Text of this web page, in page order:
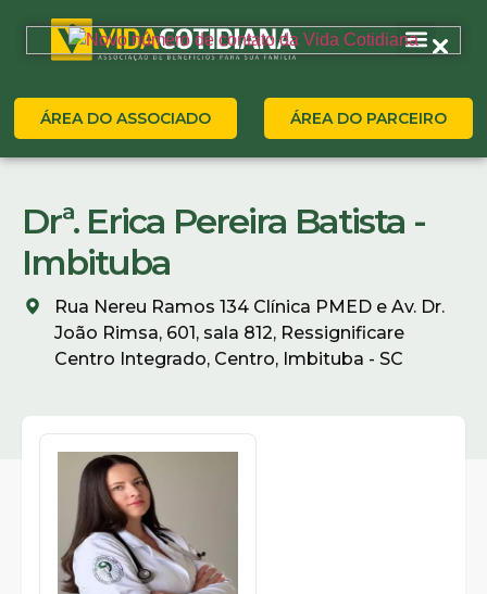
ÁREA DO ASSOCIADO ÁREA DO PARCEIRO
Drª. Erica Pereira Batista -
Imbituba
Rua Nereu Ramos 134 Clínica PMED e Av. Dr.
João Rimsa, 601, sala 812, Ressignificare
Centro Integrado, Centro, Imbituba - SC